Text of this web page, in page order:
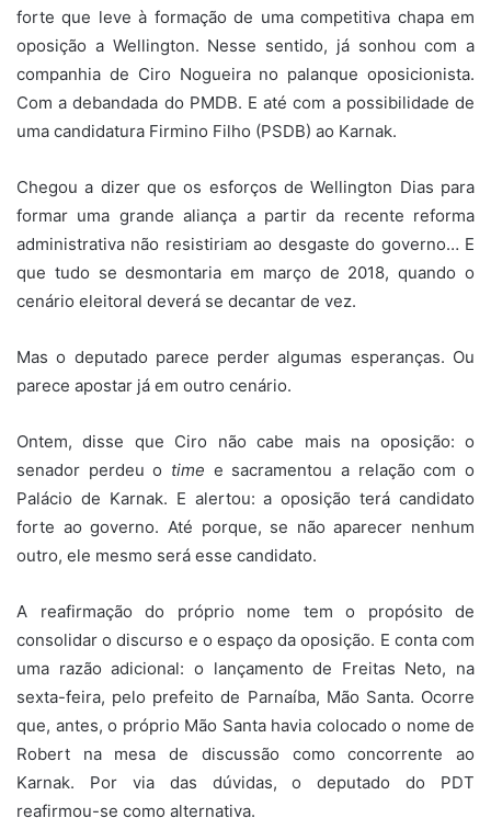
forte que leve à formação de uma competitiva chapa em
oposição a Wellington. Nesse sentido, já sonhou com a
companhia de Ciro Nogueira no palanque oposicionista.
Com a debandada do PMDB. E até com a possibilidade de
uma candidatura Firmino Filho (PSDB) ao Karnak.
Chegou a dizer que os esforços de Wellington Dias para
formar uma grande aliança a partir da recente reforma
administrativa não resistiriam ao desgaste do governo… E
que tudo se desmontaria em março de 2018, quando o
cenário eleitoral deverá se decantar de vez.
Mas o deputado parece perder algumas esperanças. Ou
parece apostar já em outro cenário.
Ontem, disse que Ciro não cabe mais na oposição: o
senador perdeu o time e sacramentou a relação com o
Palácio de Karnak. E alertou: a oposição terá candidato
forte ao governo. Até porque, se não aparecer nenhum
outro, ele mesmo será esse candidato.
A reafirmação do próprio nome tem o propósito de
consolidar o discurso e o espaço da oposição. E conta com
uma razão adicional: o lançamento de Freitas Neto, na
sexta-feira, pelo prefeito de Parnaíba, Mão Santa. Ocorre
que, antes, o próprio Mão Santa havia colocado o nome de
Robert na mesa de discussão como concorrente ao
Karnak. Por via das dúvidas, o deputado do PDT
reafirmou-se como alternativa.